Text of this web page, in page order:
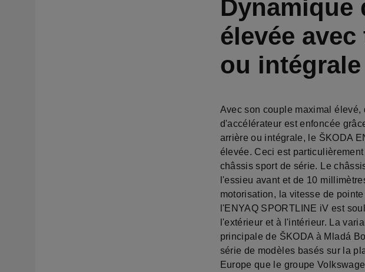
Dynamique
élevée
ou
Avec son couple maximal
d'accélérateur est enfoncée
arrière ou intégrale, le ŠKODA
élevée. Ceci est
châssis sport de série. Le
l'essieu avant et de 10
motorisation, la vitesse de
l'ENYAQ SPORTLINE iV est
l'extérieur et à l'intérieur. La
principale de ŠKODA à Mladá
série de modèles basés sur la
Europe que le groupe